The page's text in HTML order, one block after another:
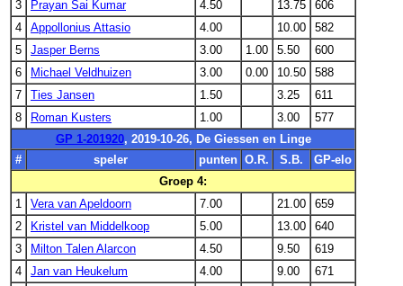
3
Prayan Sai Kumar 4.50 13.75
606
4
Appollonius Attasio 4.00 10.00
582
5
Jasper Berns 3.00 1.00 5.50
600
6
Michael Veldhuizen 3.00 0.00 10.50
588
7
Ties Jansen 1.50 3.25
611
8
Roman Kusters 1.00 3.00
577
GP 1-201920, 2019-10-26, De Giessen en Linge
#
speler punten O.R. S.B.
GP-elo
Groep 4:
1
Vera van Apeldoorn 7.00 21.00
659
2
Kristel van Middelkoop 5.00 13.00
640
3
Milton Talen Alarcon 4.50 9.50
619
4
Jan van Heukelum 4.00 9.00
671